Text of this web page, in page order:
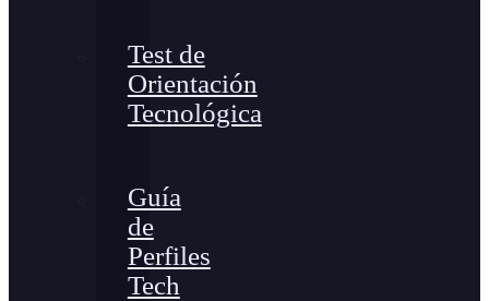
Test de
Orientación
Tecnológica
Guía
de
Perfiles
Tech